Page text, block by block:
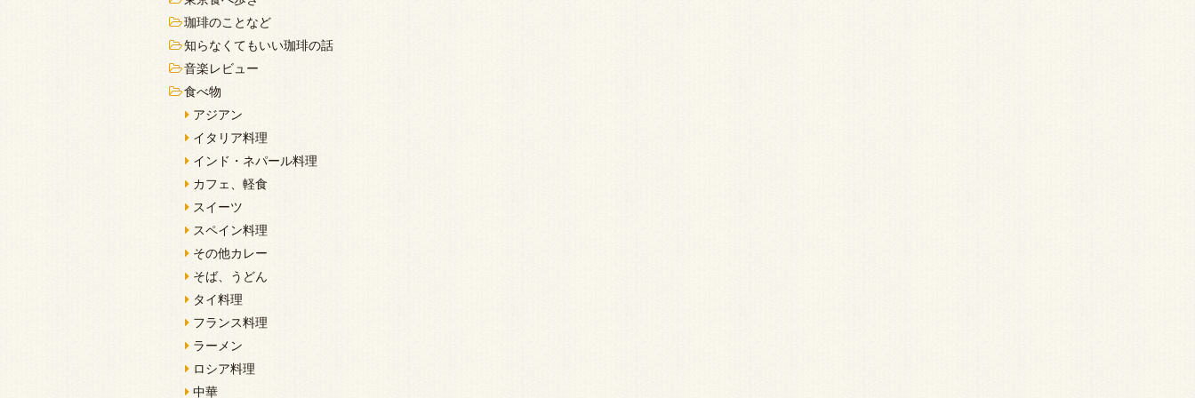
珈琲のことなど
知らなくてもいい珈琲の話
音楽レビュー
食べ物
アジアン
イタリア料理
インド・ネパール料理
カフェ、軽食
スイーツ
スペイン料理
その他カレー
そば、うどん
タイ料理
フランス料理
ラーメン
ロシア料理
中華